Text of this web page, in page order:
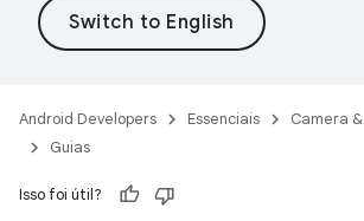
Android Developers Essenciais
Camera
Guias
Isso foi útil?